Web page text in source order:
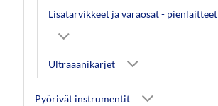
Lisätarvikkeet ja varaosat - pienlaitteet
Ultraäänikärjet
Pyörivät instrumentit